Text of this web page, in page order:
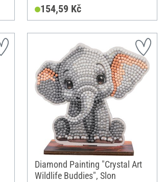
154,59 Kč
Diamond Painting "Crystal Art
Wildlife Buddies", Slon